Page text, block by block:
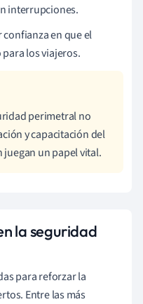
interrupciones.
confianza en que el
los viajeros.
perimetral no
y capacitación del
un papel vital.
la seguridad
para reforzar la
Entre las más